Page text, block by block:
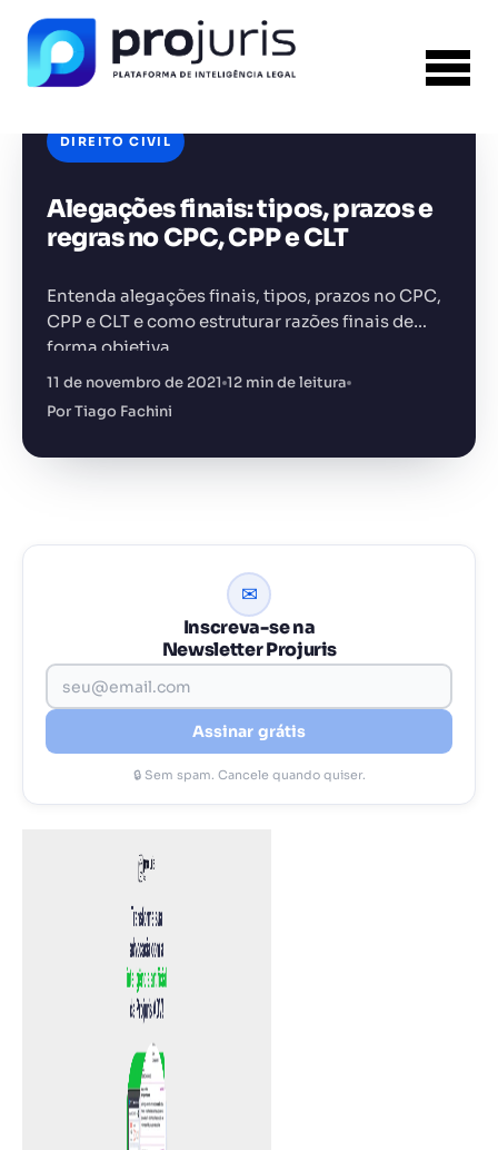
DIREITO CIVIL
Alegações finais: tipos, prazos e
regras no CPC, CPP e CLT
Entenda alegações finais, tipos, prazos no CPC,
CPP e CLT e como estruturar razões finais de
forma objetiva.
11 de novembro de 2021 12 min de leitura
Por Tiago Fachini
✉
Inscreva-se na
Newsletter Projuris
Assinar grátis
🔒 Sem spam. Cancele quando quiser.
FERRAMENTA RECOMENDADA PARA ESTE
CONTEÚDO
Gerador de Contrato de Honorários
+14.000 juristas